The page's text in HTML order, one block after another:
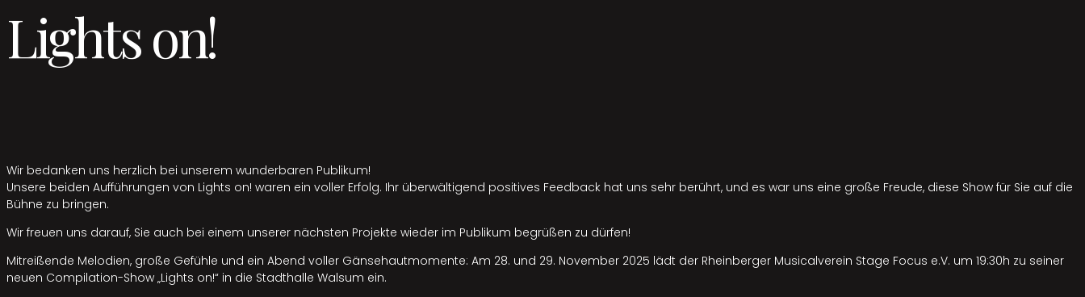
Lights on!
Wir bedanken uns herzlich bei unserem wunderbaren Publikum!
Unsere beiden Aufführungen von Lights on! waren ein voller Erfolg. Ihr überwältigend positives Feedback hat uns sehr berührt, und es war uns eine große Freude, diese Show für Sie auf die
Bühne zu bringen.
Wir freuen uns darauf, Sie auch bei einem unserer nächsten Projekte wieder im Publikum begrüßen zu dürfen!
Mitreißende Melodien, große Gefühle und ein Abend voller Gänsehautmomente: Am 28. und 29. November 2025 lädt der Rheinberger Musicalverein Stage Focus e.V. um 19:30h zu seiner
neuen Compilation-Show „Lights on!“ in die Stadthalle Walsum ein.